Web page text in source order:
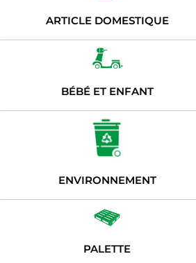
ARTICLE DOMESTIQUE
BÉBÉ ET ENFANT
ENVIRONNEMENT
PALETTE